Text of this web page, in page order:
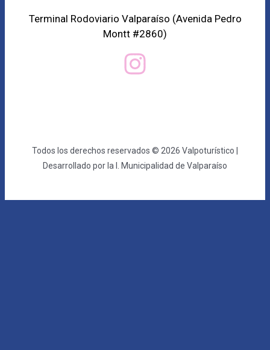
Terminal Rodoviario Valparaíso (Avenida Pedro
Montt #2860)
Todos los derechos reservados © 2026 Valpoturístico |
Desarrollado por la I. Municipalidad de Valparaíso